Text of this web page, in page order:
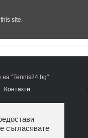
"Tennis24.bg"
Контакти
съгласявате